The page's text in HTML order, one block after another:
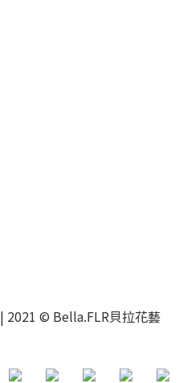
| 2021 © Bella.FLR貝拉花藝